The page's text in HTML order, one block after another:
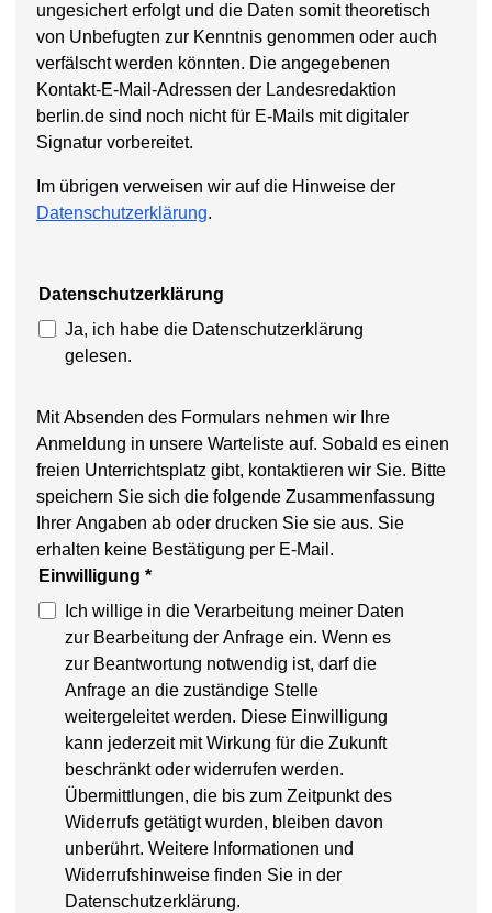
ungesichert erfolgt und die Daten somit theoretisch
von Unbefugten zur Kenntnis genommen oder auch
verfälscht werden könnten. Die angegebenen
Kontakt-E-Mail-Adressen der Landesredaktion
berlin.de sind noch nicht für E-Mails mit digitaler
Signatur vorbereitet.
Im übrigen verweisen wir auf die Hinweise der
Datenschutzerklärung.
Datenschutzerklärung
Ja, ich habe die Datenschutzerklärung
gelesen.
Mit Absenden des Formulars nehmen wir Ihre
Anmeldung in unsere Warteliste auf. Sobald es einen
freien Unterrichtsplatz gibt, kontaktieren wir Sie. Bitte
speichern Sie sich die folgende Zusammenfassung
Ihrer Angaben ab oder drucken Sie sie aus. Sie
erhalten keine Bestätigung per E-Mail.
Einwilligung *
Ich willige in die Verarbeitung meiner Daten
zur Bearbeitung der Anfrage ein. Wenn es
zur Beantwortung notwendig ist, darf die
Anfrage an die zuständige Stelle
weitergeleitet werden. Diese Einwilligung
kann jederzeit mit Wirkung für die Zukunft
beschränkt oder widerrufen werden.
Übermittlungen, die bis zum Zeitpunkt des
Widerrufs getätigt wurden, bleiben davon
unberührt. Weitere Informationen und
Widerrufshinweise finden Sie in der
Datenschutzerklärung.